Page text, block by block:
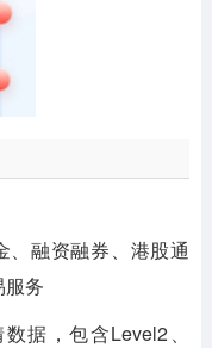
、融资融券、港股通
服务
据，包含Level2、